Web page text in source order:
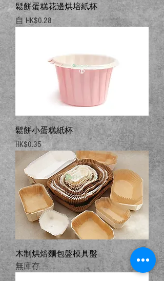
鬆餅蛋糕花邊烘培紙杯
自 HK$0.28
促銷價格
鬆餅小蛋糕紙杯
價格
HK$0.35
木制烘焙麵包盤模具盤
無庫存